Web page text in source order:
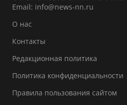
Email: info@news-nn.ru
О нас
Контакты
Редакционная политика
Политика конфиденциальности
Правила пользования сайтом